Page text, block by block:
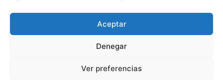
Aceptar
Denegar
Ver preferencias
჻Política de privacidad
Política de cookies